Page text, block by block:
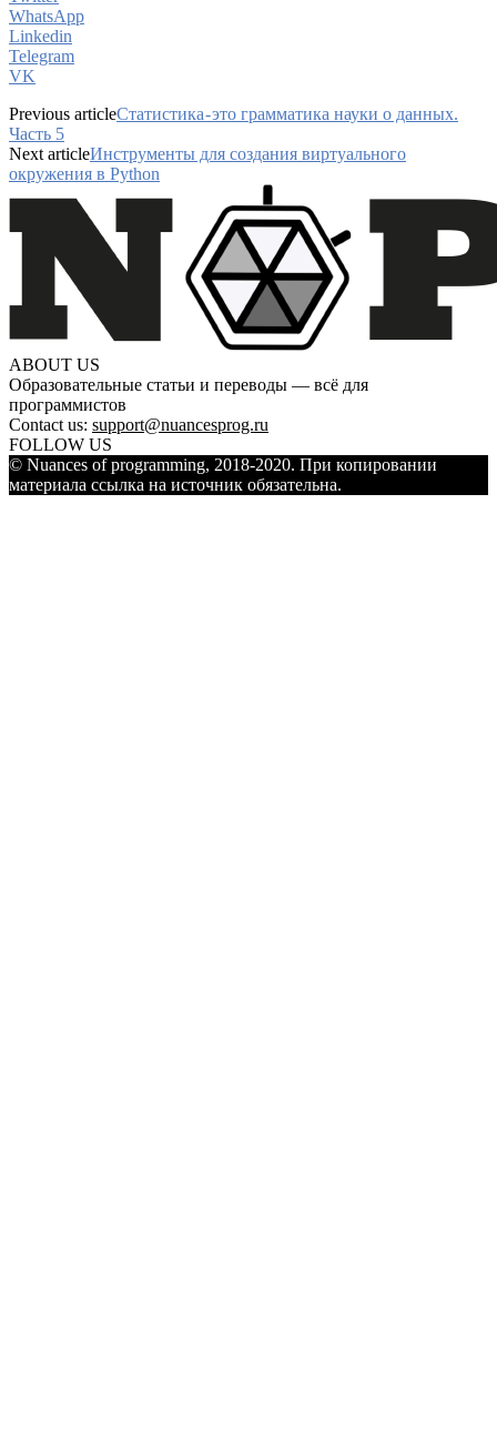
WhatsApp
Linkedin
Telegram
VK
Previous articleСтатистика - это грамматика науки о данных.
Часть 5
Next articleИнструменты для создания виртуального
окружения в Python
ABOUT US
Образовательные статьи и переводы — всё для
программистов
Contact us: support@nuancesprog.ru
FOLLOW US
© Nuances of programming, 2018-2020. При копировании
материала ссылка на источник обязательна.